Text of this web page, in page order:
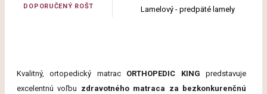
DOPORUČENÝ ROŠT Lamelový - predpäté lamely
Kvalitný, ortopedický matrac ORTHOPEDIC KING predstavuje
excelentnú voľbu zdravotného matraca za bezkonkurenčnú